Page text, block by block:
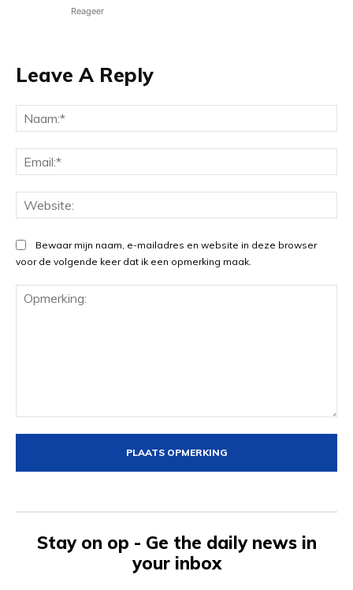
Reageer
Leave A Reply
Bewaar mijn naam, e-mailadres en website in deze browser
voor de volgende keer dat ik een opmerking maak.
Stay on op - Ge the daily news in
your inbox